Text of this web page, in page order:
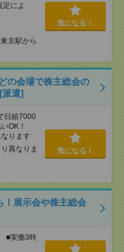
によ
東京駅から
気になる！
の会場で株主総会の
派遣]
日給7000
OK！
ります
異なりま
気になる！
！展示会や株主総会
■実働3時